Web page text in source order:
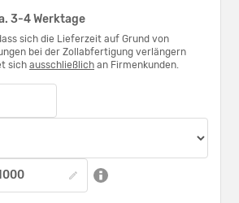
3-4 Werktage
sich die Lieferzeit auf Grund von
bei der Zollabfertigung verlängern
sich ausschließlich an Firmenkunden.